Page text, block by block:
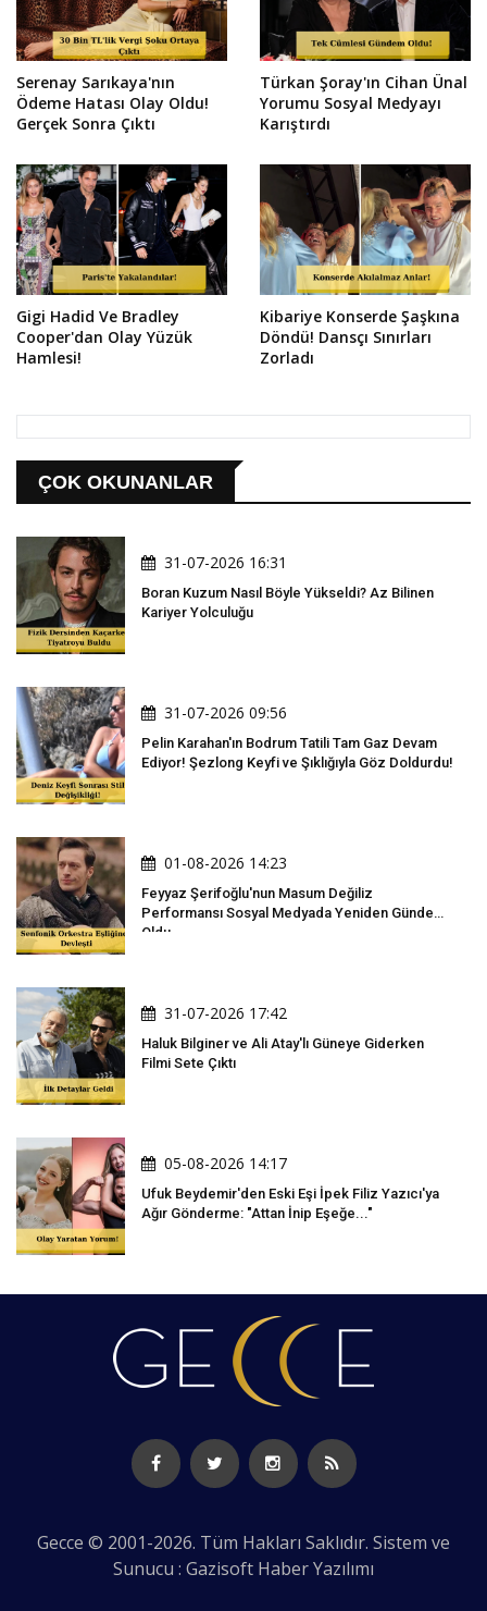
Serenay Sarıkaya'nın
Ödeme Hatası Olay Oldu!
Gerçek Sonra Çıktı
Türkan Şoray'ın Cihan Ünal
Yorumu Sosyal Medyayı
Karıştırdı
Gigi Hadid Ve Bradley
Cooper'dan Olay Yüzük
Hamlesi!
Kibariye Konserde Şaşkına
Döndü! Dansçı Sınırları
Zorladı
ÇOK OKUNANLAR
31-07-2026 16:31
Boran Kuzum Nasıl Böyle Yükseldi? Az Bilinen
Kariyer Yolculuğu
31-07-2026 09:56
Pelin Karahan'ın Bodrum Tatili Tam Gaz Devam
Ediyor! Şezlong Keyfi ve Şıklığıyla Göz Doldurdu!
01-08-2026 14:23
Feyyaz Şerifoğlu'nun Masum Değiliz
Performansı Sosyal Medyada Yeniden Gündem
Oldu
31-07-2026 17:42
Haluk Bilginer ve Ali Atay'lı Güneye Giderken
Filmi Sete Çıktı
05-08-2026 14:17
Ufuk Beydemir'den Eski Eşi İpek Filiz Yazıcı'ya
Ağır Gönderme: "Attan İnip Eşeğe..."
Gecce © 2001-2026. Tüm Hakları Saklıdır. Sistem ve
Sunucu : Gazisoft Haber Yazılımı